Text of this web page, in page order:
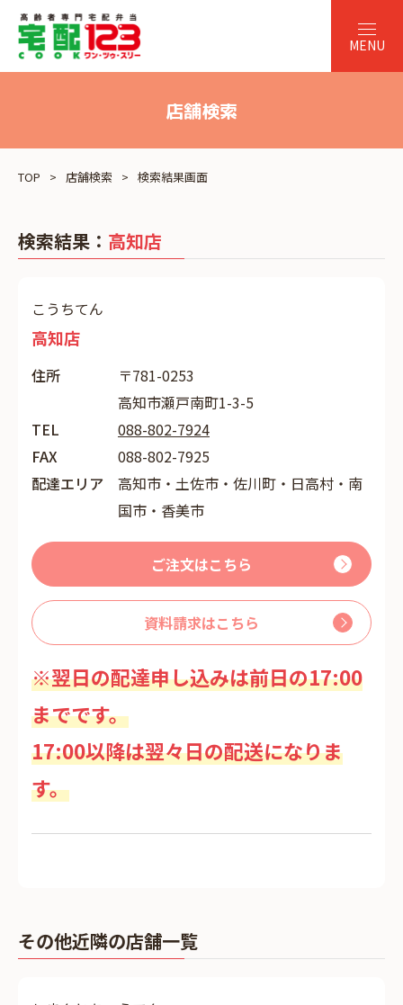
店舗検索
TOP 店舗検索 検索結果画面
検索結果： 高知店
こうちてん
高知店
住所
〒781-0253
高知市瀬戸南町1-3-5
TEL
088-802-7924
FAX
088-802-7925
配達エリア
高知市・土佐市・佐川町・日高村・南
国市・香美市
ご注文はこちら
資料請求はこちら
※翌日の配達申し込みは前日の17:00
までです。
17:00以降は翌々日の配送になりま
す。
その他近隣の店舗一覧